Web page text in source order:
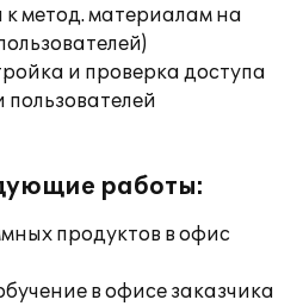
к метод. материалам на
и проверка доступа
работы:
продуктов в офис
в офисе заказчика